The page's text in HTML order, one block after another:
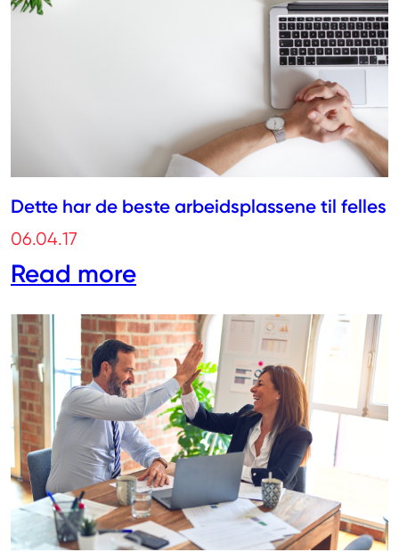
Dette har de beste arbeidsplassene til felles
06.04.17
Read more